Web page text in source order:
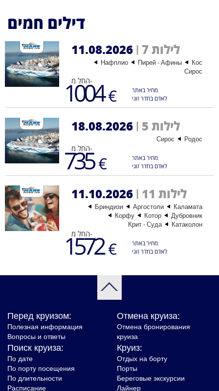
דילים חמים
11.08.2026 | 7 לילות
Кос
Пирей - Афины
Нафплио
Сирос
החל מ-
1004€
מחיר באתר
לאדם בחדר זוגי
18.08.2026 | 5 לילות
Родос
Сирос
החל מ-
735€
מחיר באתר
לאדם בחדר זוגי
11.10.2026 | 11 לילות
Каламата
Аргостоли
Бриндизи
Дубровник
Котор
Корфу
Катаколон
Крит - Суда
החל מ-
1572€
מחיר באתר
לאדם בחדר זוגי
Перед круизом:
Полезная информация
Вопросы и ответы
Отмена круиза:
Отмена бронирования
круиза
Поиск круиза:
По дате
По порту посещения
По длительности
Расписание
Круиз:
Отдых на борту
Порты
Береговые экскурсии
Лайнер